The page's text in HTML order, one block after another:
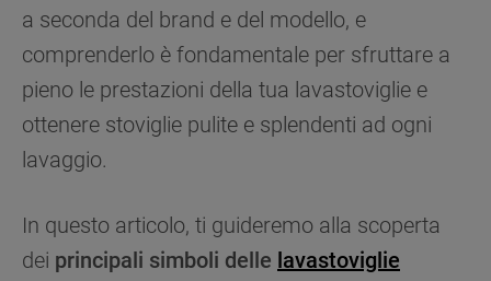
a seconda del brand e del modello, e
comprenderlo è fondamentale per sfruttare a
pieno le prestazioni della tua lavastoviglie e
ottenere stoviglie pulite e splendenti ad ogni
lavaggio.
In questo articolo, ti guideremo alla scoperta
dei principali simboli delle lavastoviglie